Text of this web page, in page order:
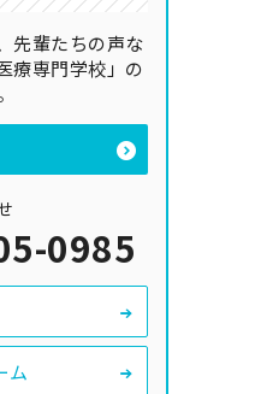
先輩たちの声な
療専門学校」の
0985
ム